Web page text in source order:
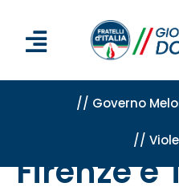
// Governo
//
Firenze e